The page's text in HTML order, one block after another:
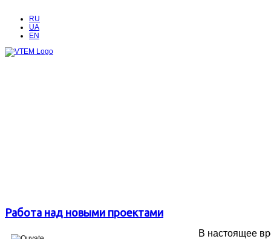
RU
UA
EN
Работа над новыми проектами
В настоящее